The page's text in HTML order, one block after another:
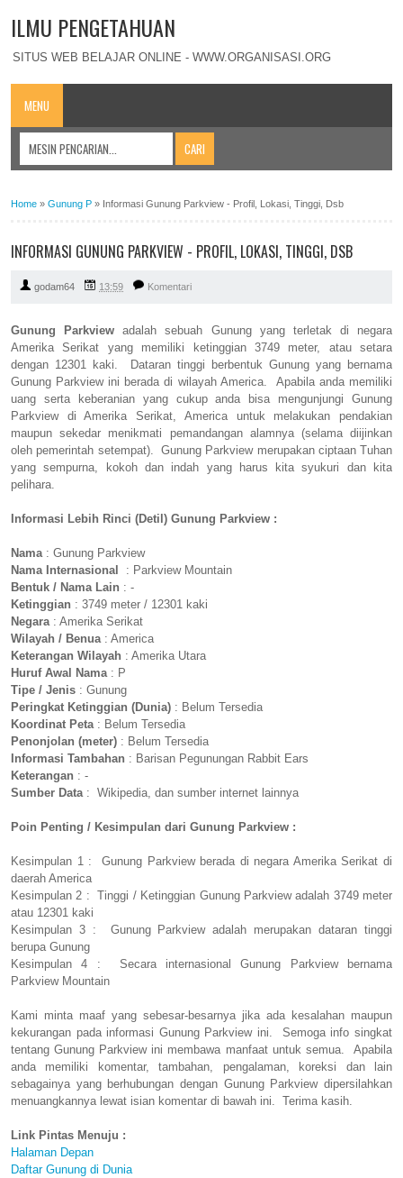
ILMU PENGETAHUAN
SITUS WEB BELAJAR ONLINE - WWW.ORGANISASI.ORG
MENU
Home » Gunung P » Informasi Gunung Parkview - Profil, Lokasi, Tinggi, Dsb
INFORMASI GUNUNG PARKVIEW - PROFIL, LOKASI, TINGGI, DSB
godam64 13:59 Komentari
Gunung Parkview adalah sebuah Gunung yang terletak di negara
Amerika Serikat yang memiliki ketinggian 3749 meter, atau setara
dengan 12301 kaki. Dataran tinggi berbentuk Gunung yang bernama
Gunung Parkview ini berada di wilayah America. Apabila anda memiliki
uang serta keberanian yang cukup anda bisa mengunjungi Gunung
Parkview di Amerika Serikat, America untuk melakukan pendakian
maupun sekedar menikmati pemandangan alamnya (selama diijinkan
oleh pemerintah setempat). Gunung Parkview merupakan ciptaan Tuhan
yang sempurna, kokoh dan indah yang harus kita syukuri dan kita
pelihara.
Informasi Lebih Rinci (Detil) Gunung Parkview :
Nama: Gunung Parkview
Nama Internasional
: Parkview Mountain
Bentuk / Nama Lain : -
Ketinggian : 3749 meter / 12301 kaki
Negara: Amerika Serikat
Wilayah / Benua: America
Keterangan Wilayah : Amerika Utara
Huruf Awal Nama: P
Tipe / Jenis : Gunung
Peringkat Ketinggian (Dunia) : Belum Tersedia
Koordinat Peta: Belum Tersedia
Penonjolan (meter) : Belum Tersedia
Informasi Tambahan : Barisan Pegunungan Rabbit Ears
Keterangan : -
Sumber Data: Wikipedia, dan sumber internet lainnya
Poin Penting / Kesimpulan dari Gunung Parkview :
Kesimpulan 1 : Gunung Parkview berada di negara Amerika Serikat di
daerah America
Kesimpulan 2 : Tinggi / Ketinggian Gunung Parkview adalah 3749 meter
atau 12301 kaki
Kesimpulan 3 : Gunung Parkview adalah merupakan dataran tinggi
berupa Gunung
Kesimpulan 4 : Secara internasional Gunung Parkview bernama
Parkview Mountain
Kami minta maaf yang sebesar-besarnya jika ada kesalahan maupun
kekurangan pada informasi Gunung Parkview ini. Semoga info singkat
tentang Gunung Parkview ini membawa manfaat untuk semua. Apabila
anda memiliki komentar, tambahan, pengalaman, koreksi dan lain
sebagainya yang berhubungan dengan Gunung Parkview dipersilahkan
menuangkannya lewat isian komentar di bawah ini. Terima kasih.
Link Pintas Menuju :
Halaman Depan
Daftar Gunung di Dunia